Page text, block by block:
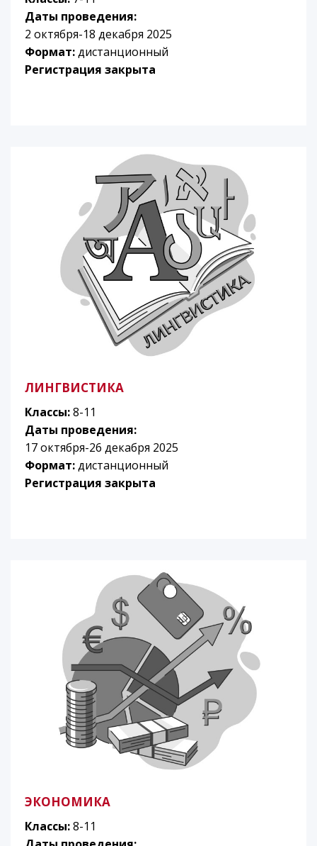
Даты проведения:
2 октября-18 декабря 2025
Формат:дистанционный
Регистрация закрыта
ЛИНГВИСТИКА
Классы:8-11
Даты проведения:
17 октября-26 декабря 2025
Формат:дистанционный
Регистрация закрыта
ЭКОНОМИКА
Классы:8-11